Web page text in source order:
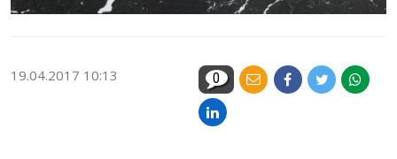
19.04.2017 10:13 0